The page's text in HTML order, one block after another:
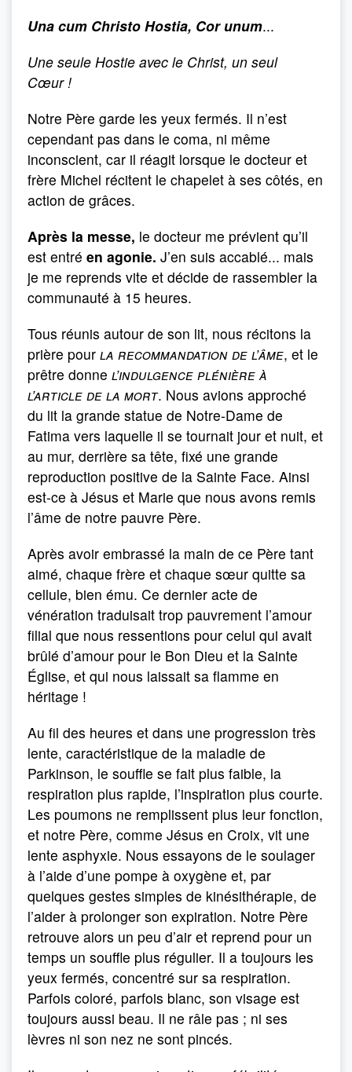
Una cum Christo Hostia, Cor unum...
Une seule Hostie avec le Christ, un seul
Cœur !
Notre Père garde les yeux fermés. Il n’est
cepen­dant pas dans le coma, ni même
inconscient, car il réagit lorsque le docteur et
frère Michel récitent le chapelet à ses côtés, en
action de grâces.
Après la messe, le docteur me prévient qu’il
est entré en agonie. J’en suis accablé... mais
je me reprends vite et décide de rassembler la
communauté à 15 heures.
Tous réunis autour de son lit, nous récitons la
prière pour la recommandation de l’âme, et le
prêtre donne l’indulgence plénière à
l’article de la mort. Nous avions approché
du lit la grande statue de Notre-Dame de
Fatima vers laquelle il se tournait jour et nuit, et
au mur, derrière sa tête, fixé une grande
reproduction positive de la Sainte Face. Ainsi
est-ce à Jésus et Marie que nous avons remis
l’âme de notre pauvre Père.
Après avoir embrassé la main de ce Père tant
aimé, chaque frère et chaque sœur quitte sa
cellule, bien ému. Ce dernier acte de
vénération traduisait trop pauvrement l’amour
filial que nous ressentions pour celui qui avait
brûlé d’amour pour le Bon Dieu et la Sainte
Église, et qui nous laissait sa flamme en
héritage !
Au fil des heures et dans une progression très
lente, caractéristique de la maladie de
Parkinson, le souffle se fait plus faible, la
respiration plus rapide, l’inspiration plus courte.
Les poumons ne remplissent plus leur fonction,
et notre Père, comme Jésus en Croix, vit une
lente asphyxie. Nous essayons de le soulager
à l’aide d’une pompe à oxygène et, par
quelques gestes simples de kinésithérapie, de
l’aider à prolonger son expiration. Notre Père
retrouve alors un peu d’air et reprend pour un
temps un souffle plus régulier. Il a toujours les
yeux fermés, concentré sur sa respiration.
Parfois coloré, parfois blanc, son visage est
toujours aussi beau. Il ne râle pas ; ni ses
lèvres ni son nez ne sont pincés.